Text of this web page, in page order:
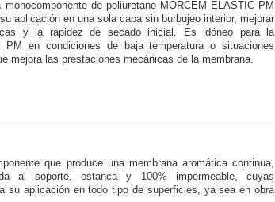
de poliuretano MORCEM ELASTIC PM
aplicación en una sola capa sin burbujeo interior, mejorar
y la rapidez de secado inicial. Es idóneo para la
PM en condiciones de baja temperatura o situaciones
mejora las prestaciones mecánicas de la membrana.
que produce una membrana aromática continua,
al soporte, estanca y 100% impermeable, cuyas
su aplicación en todo tipo de superficies, ya sea en obra